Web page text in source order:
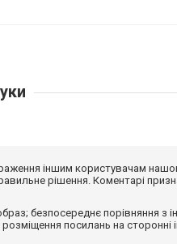
іншим користувачам
рішення. Коментарі
безпосереднє порівняння з
розміщення посилань на